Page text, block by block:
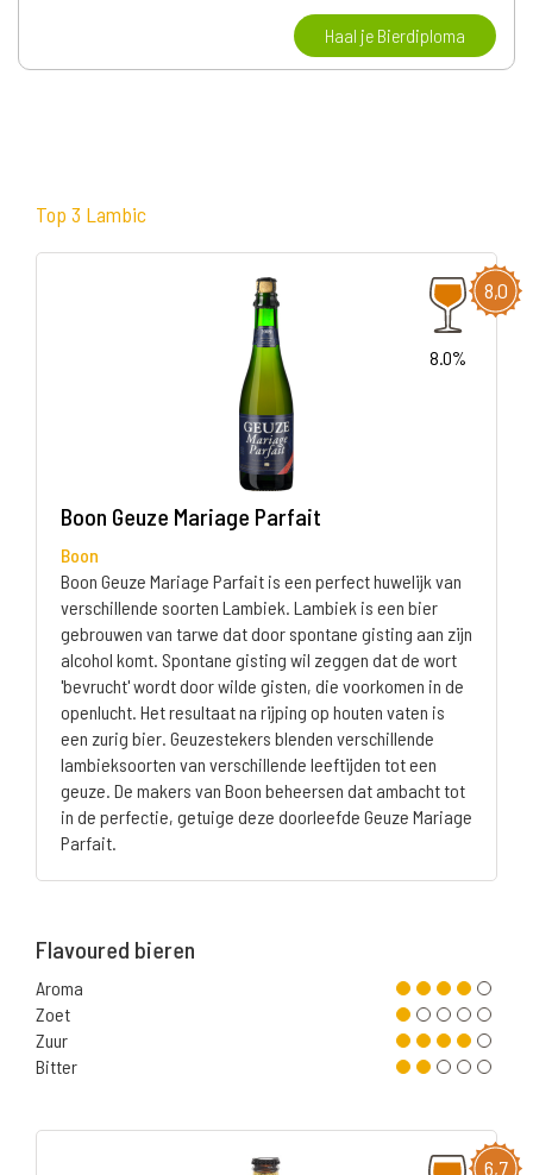
Haal je Bierdiploma
Top 3 Lambic
8,0
8.0%
Boon Geuze Mariage Parfait
Boon
Boon Geuze Mariage Parfait is een perfect huwelijk van
verschillende soorten Lambiek. Lambiek is een bier
gebrouwen van tarwe dat door spontane gisting aan zijn
alcohol komt. Spontane gisting wil zeggen dat de wort
'bevrucht' wordt door wilde gisten, die voorkomen in de
openlucht. Het resultaat na rijping op houten vaten is
een zurig bier. Geuzestekers blenden verschillende
lambieksoorten van verschillende leeftijden tot een
geuze. De makers van Boon beheersen dat ambacht tot
in de perfectie, getuige deze doorleefde Geuze Mariage
Parfait.
Flavoured bieren
Aroma
Zoet
Zuur
Bitter
6,7